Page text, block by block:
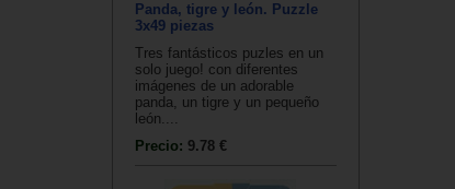
Panda, tigre y león. Puzzle
3x49 piezas
Tres fantásticos puzles en un
solo juego! con diferentes
imágenes de un adorable
panda, un tigre y un pequeño
león....
Precio: 9.78 €